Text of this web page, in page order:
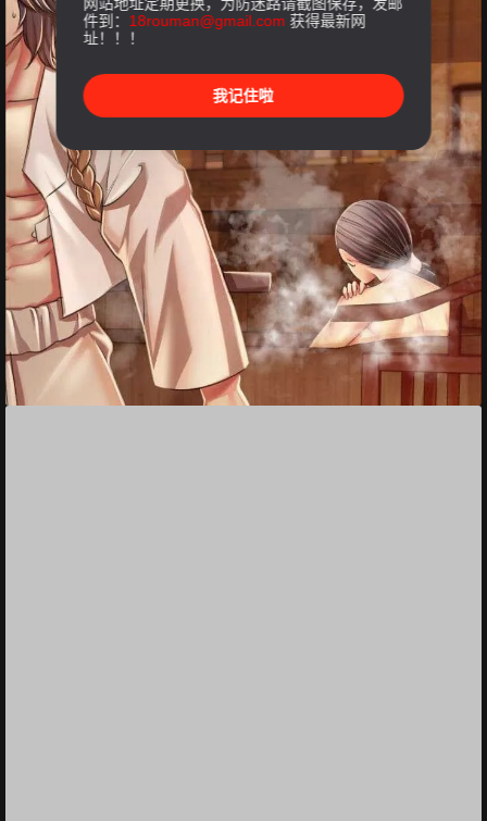
件到： 18rouman@gmail.com 获得最新网
址！！！
我记住啦